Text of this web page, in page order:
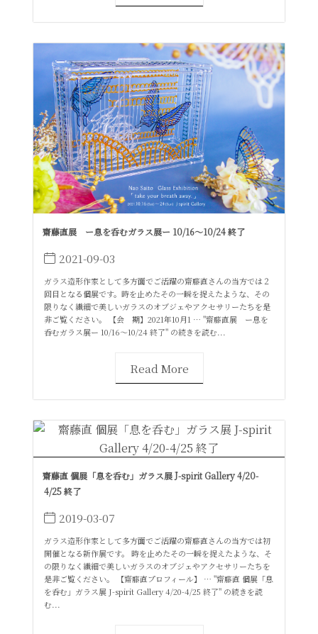
齋藤直展 ー息を呑むガラス展ー 10/16〜10/24 終了
2021-09-03
ガラス造形作家として多方面でご活躍の齋藤直さんの当方では２
回目となる個展です。時を止めたその一瞬を捉えたような、その
限りなく繊細で美しいガラスのオブジェやアクセサリーたちを是
非ご覧ください。 【会 期】2021年10月1 … "齋藤直展 ー息を
呑むガラス展ー 10/16〜10/24 終了" の続きを読む...
Read More
齋藤直 個展「息を呑む」ガラス展 J-spirit Gallery 4/20-
4/25 終了
2019-03-07
ガラス造形作家として多方面でご活躍の齋藤直さんの当方では初
開催となる新作展です。 時を止めたその一瞬を捉えたような、そ
の限りなく繊細で美しいガラスのオブジェやアクセサリーたちを
是非ご覧ください。 【齋藤直プロフィール】 … "齋藤直 個展「息
を呑む」ガラス展 J-spirit Gallery 4/20-4/25 終了" の続きを読
む...